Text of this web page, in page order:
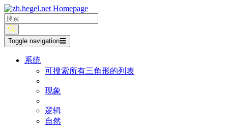
Toggle navigation☰
系统
可搜索所有三角形的列表
现象
逻辑
自然